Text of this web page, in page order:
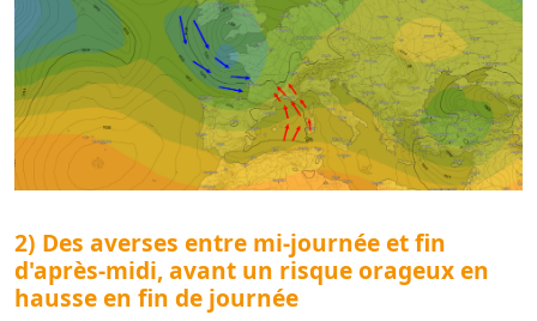
2) Des averses entre mi-journée et fin
d'après-midi, avant un risque orageux en
hausse en fin de journée